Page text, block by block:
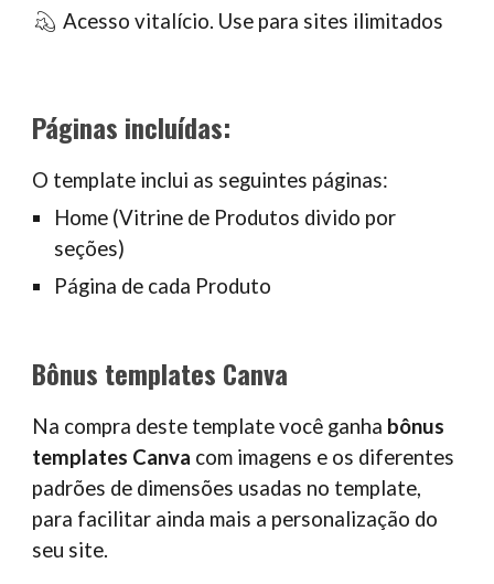
💫 Acesso vitalício. Use para sites ilimitados
Páginas incluídas:
O template inclui as seguintes páginas:
Home (Vitrine de Produtos divido por
seções)
Página de cada Produto
Bônus templates Canva
Na compra deste template você ganha bônus
templates Canva com imagens e os diferentes
padrões de dimensões usadas no template,
para facilitar ainda mais a personalização do
seu site.